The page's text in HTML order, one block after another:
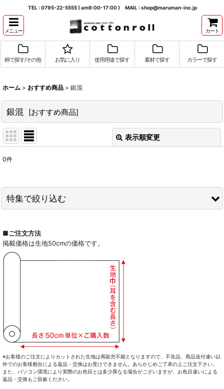
TEL : 0795-22-5555 ( am9:00-17:00 ) MAIL : shop@maruman-inc.jp
メニュー カート
柄で探す/その他 お気に入り 使用用途で探す 素材で探す カラーで探す
ホーム > おすすめ商品 > 銀混
銀混 [おすすめ商品]
表示順変更
並び順 :
0件
特集で絞り込む
ドレスシャツ
コート・ボトム・バッグ
マスク
小物類
■ご注文方法
掲載価格は生地50cmの価格です。
※お客様のご注文によりカットされた生地は再販売不能となりますので、不良品、商品送付違い以
外でのお客様都合による返品・交換はお受けできません。あらかじめご了承の上ご注文下さい。
また、パソコン環境により実際のお色目とは多少異なる場合がございますが、お色目違いによる
返品・交換もご容赦ください。